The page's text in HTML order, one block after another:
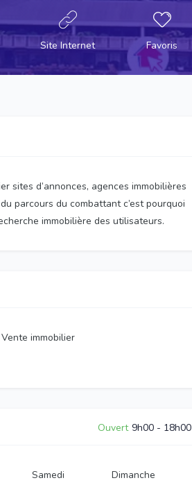
Site Internet Favoris
sites d’annonces, agences immobilières
parcours du combattant c’est pourquoi
immobilière des utilisateurs.
Vente immobilier
Ouvert 9h00 - 18h00
Samedi
Dimanche